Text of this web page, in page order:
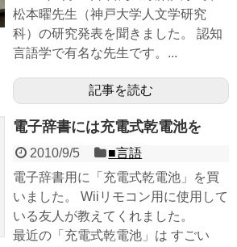
松本曜先生（神戸大学人文学研究
科）の研究発表を聞きました。 認知
言語学で有名な先生です。...
記事を読む
電子辞書には充電式乾電池を
2010/9/5
■言語
電子辞書用に「充電式乾電池」を買
いました。 Wiiリモコン用に使用して
いる友人が教えてくれました。
最近の「充電式乾電池」は すごい